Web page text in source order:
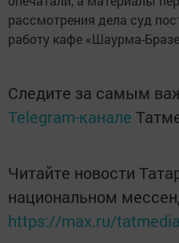
рассмотрения дела суд
работу кафе «Шаурма-
Следите за самым
Telegram-канале
Читайте новости
национальном
https://max.ru/tatmedia